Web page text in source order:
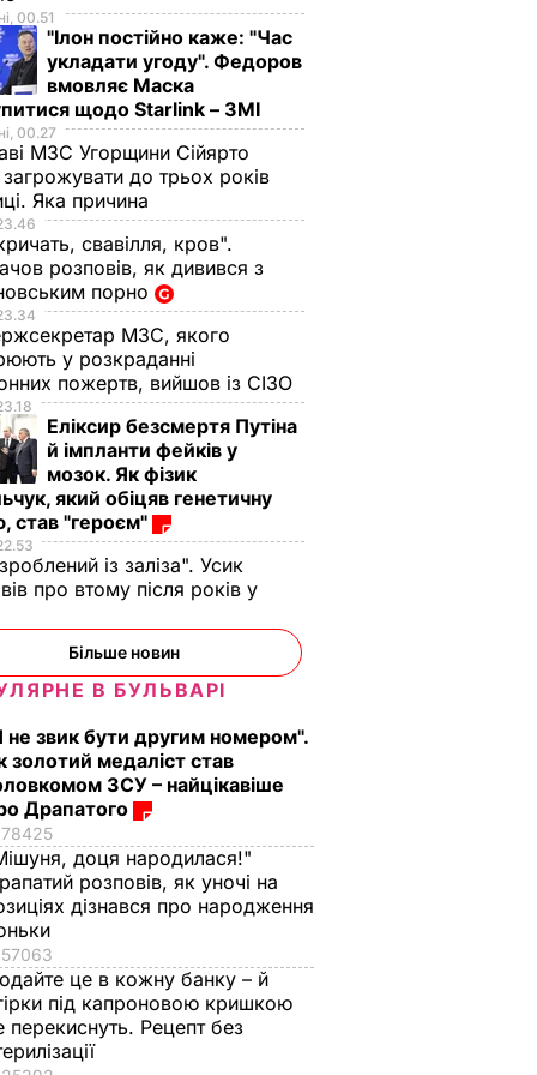
що
Путін демонструє
готовність убивати
українців не лише
звичайною, а й
ядерною зброєю –
Кислиця
27 листопада,
22.29
ВІЙНА В
УКРАЇНІ
не
Гості думають, що
це закуска з
ресторану. Як
приготувати ніжні
баклажанні
рулетики без зайвого
жиру
00.51
"Ілон постійно каже: "Час
укладати угоду". Федоров
вмовляє Маска
щодо Starlink – ЗМІ
00.27
МЗС Угорщини Сійярто
до трьох років
Яка причина
свавілля, кров".
розповів, як дивився з
порно
МЗС, якого
у розкраданні
пожертв, вийшов із СІЗО
Еліксир безсмертя Путіна
й імпланти фейків у
мозок. Як фізик
який обіцяв генетичну
став "героєм"
із заліза". Усик
про втому після років у
Більше новин
В БУЛЬВАРІ
не звик бути другим номером".
золотий медаліст став
ЗСУ – найцікавіше
Драпатого
78425
доця народилася!"
розповів, як уночі на
дізнався про народження
57063
це в кожну банку – й
під капроновою кришкою
перекиснуть. Рецепт без